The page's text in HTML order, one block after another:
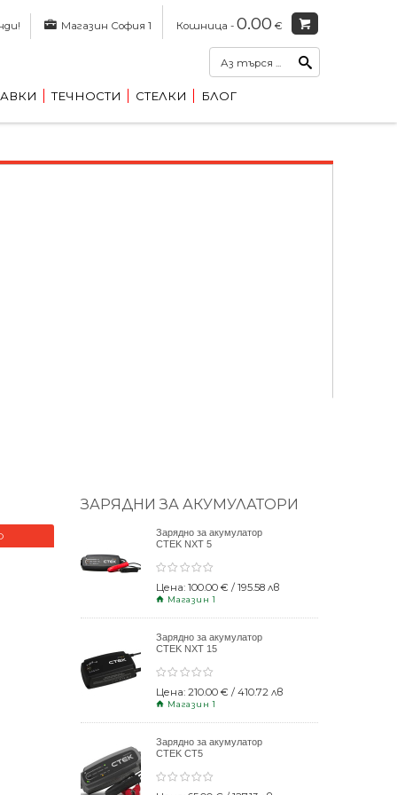
Магазин София 1 Кошница - 0.00 €
ТЕЧНОСТИ СТЕЛКИ БЛОГ
НОВО
ЗАРЯДНИ ЗА АКУМУЛАТОРИ
Зарядно за акумулатор
CTEK NXT 5
Цена: 100.00 € / 195.58 лв
Магазин 1
Зарядно за акумулатор
CTEK NXT 15
Цена: 210.00 € / 410.72 лв
Магазин 1
Зарядно за акумулатор
CTEK CT5